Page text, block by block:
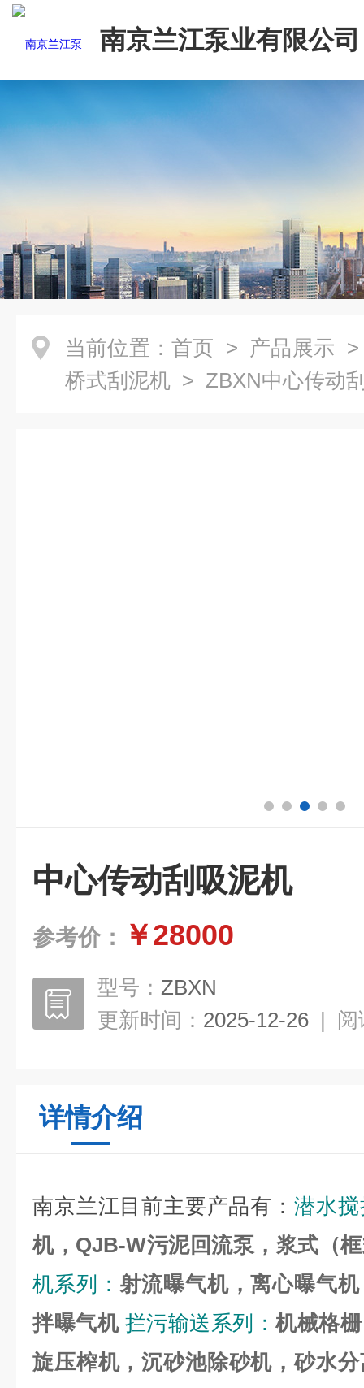
南京兰江泵业有限公司
当前位置： 首页 > 产品展示
桥式刮泥机 > ZBXN中心传动
中心传动刮吸泥机
参考价： ￥28000
型号： ZBXN
更新时间： 2025-12-26 | 阅
详情介绍
南京兰江目前主要产品有： 潜水
机，QJB-W污泥回流泵，浆式（
机系列：射流曝气机，离心曝气
拌曝气机 拦污输送系列：机械格
旋压榨机，沉砂池除砂机，砂水